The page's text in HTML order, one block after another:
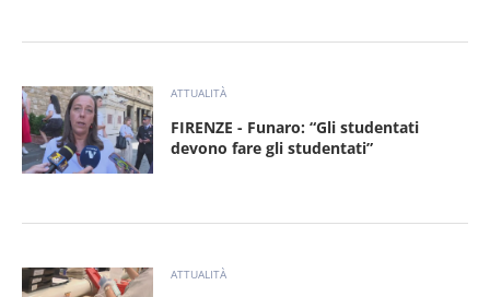
ATTUALITÀ
FIRENZE - Funaro: “Gli studentati
devono fare gli studentati”
ATTUALITÀ